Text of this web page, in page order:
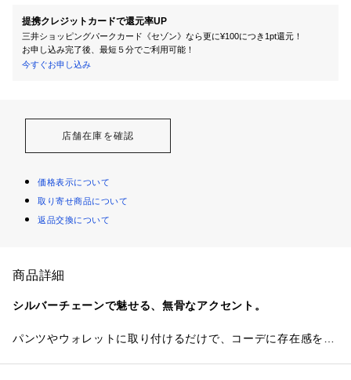
提携クレジットカードで還元率UP
三井ショッピングパークカード《セゾン》なら更に¥100につき1pt還元！
お申し込み完了後、最短５分でご利用可能！
今すぐお申し込み
店舗在庫を確認
価格表示について
取り寄せ商品について
返品交換について
商品詳細
シルバーチェーンで魅せる、無骨なアクセント。
パンツやウォレットに取り付けるだけで、コーデに存在感をプ